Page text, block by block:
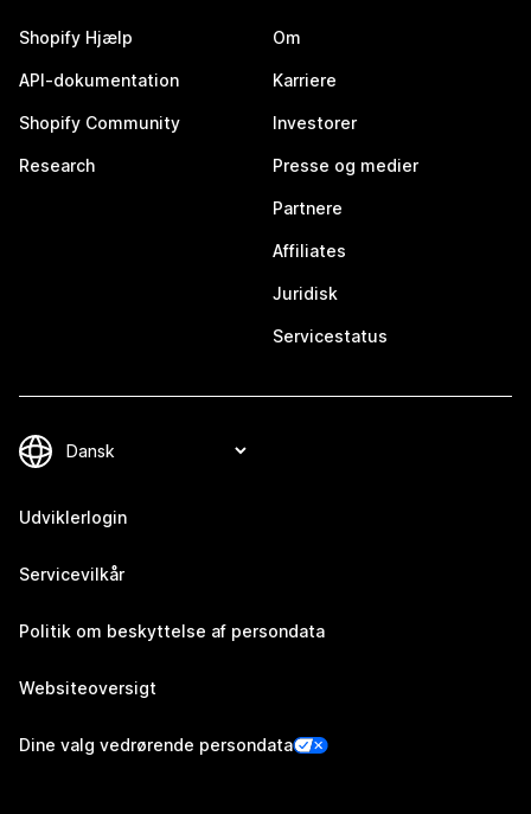
Shopify Hjælp
API-dokumentation
Shopify Community
Research
Om
Karriere
Investorer
Presse og medier
Partnere
Affiliates
Juridisk
Servicestatus
Udviklerlogin
Servicevilkår
Politik om beskyttelse af persondata
Websiteoversigt
Dine valg vedrørende persondata